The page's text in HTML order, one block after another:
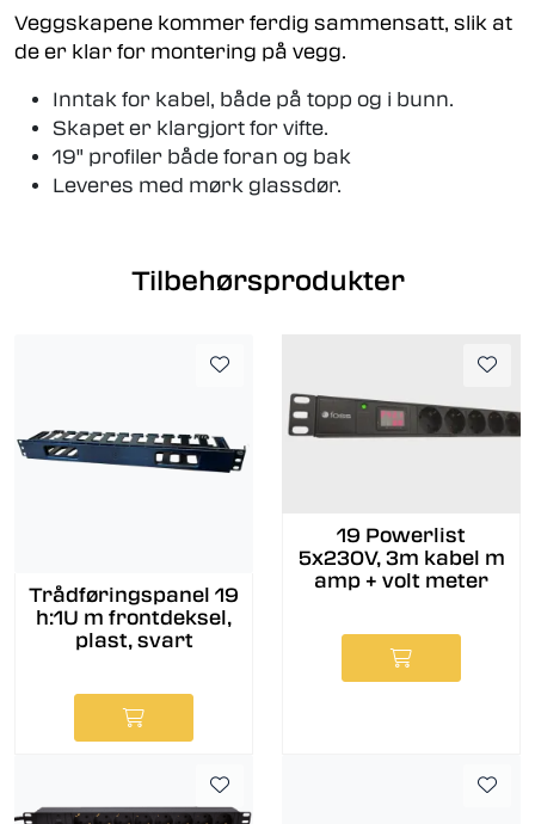
Veggskapene kommer ferdig sammensatt, slik at
de er klar for montering på vegg.
Inntak for kabel, både på topp og i bunn.
Skapet er klargjort for vifte.
19" profiler både foran og bak
Leveres med mørk glassdør.
Tilbehørsprodukter
Trådføringspanel 19
h:1U m frontdeksel,
plast, svart
19 Powerlist
5x230V, 3m kabel m
amp + volt meter